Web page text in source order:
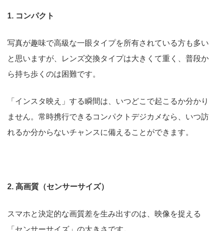
1. コンパクト
写真が趣味で高級な一眼タイプを所有されている方も多い
と思いますが、レンズ交換タイプは大きくて重く、普段か
ら持ち歩くのは困難です。
「インスタ映え」する瞬間は、いつどこで起こるか分かり
ません。常時携行できるコンパクトデジカメなら、いつ訪
れるか分からないチャンスに備えることができます。
2. 高画質（センサーサイズ）
スマホと決定的な画質差を生み出すのは、映像を捉える
「センサーサイズ」の大きさです。